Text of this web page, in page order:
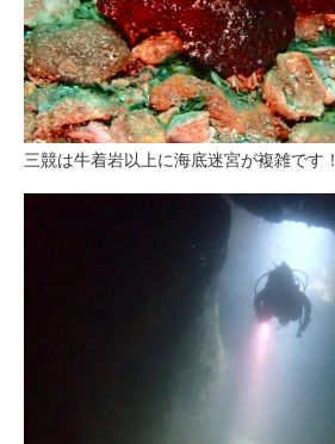
三競は牛着岩以上に海底迷宮が複雑です！